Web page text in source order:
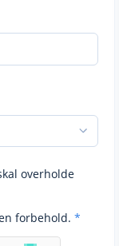
overholde
forbehold. *